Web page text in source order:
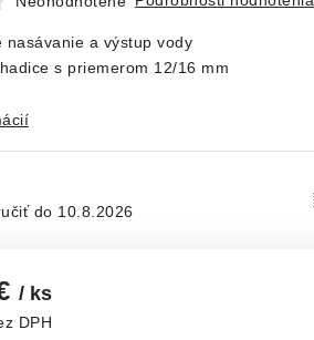
nasávanie a výstup vody
s priemerom 12/16 mm
10.8.2026
/ ks
DPH